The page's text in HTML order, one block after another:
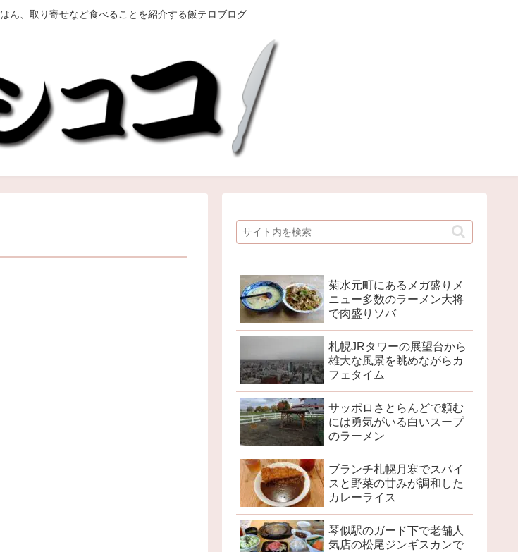
ん、取り寄せなど食べることを紹介する飯テロブログ
菊水元町にあるメガ盛りメ
ニュー多数のラーメン大将
で肉盛りソバ
札幌JRタワーの展望台から
雄大な風景を眺めながらカ
フェタイム
サッポロさとらんどで頼む
には勇気がいる白いスープ
のラーメン
ブランチ札幌月寒でスパイ
スと野菜の甘みが調和した
カレーライス
琴似駅のガード下で老舗人
気店の松尾ジンギスカンで